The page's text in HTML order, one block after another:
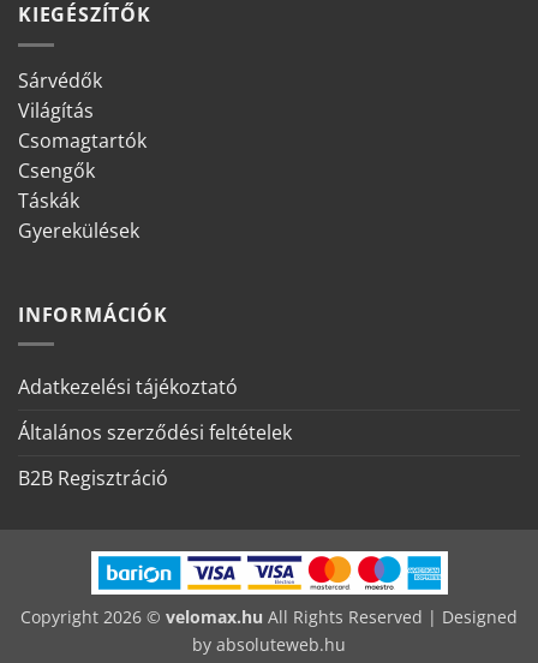
KIEGÉSZÍTŐK
Sárvédők
Világítás
Csomagtartók
Csengők
Táskák
Gyerekülések
INFORMÁCIÓK
Adatkezelési tájékoztató
Általános szerződési feltételek
B2B Regisztráció
Copyright 2026 © velomax.hu All Rights Reserved | Designed
by absoluteweb.hu